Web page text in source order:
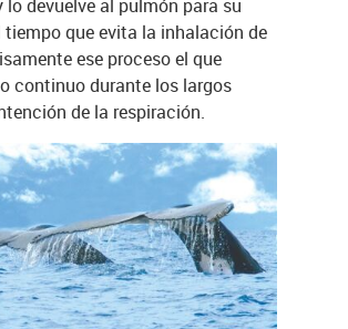
lo devuelve al pulmón para su
que evita la inhalación de
ese proceso el que
continuo durante los largos
de la respiración.